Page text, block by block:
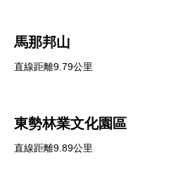
馬那邦山
直線距離9.79公里
東勢林業文化園區
直線距離9.89公里